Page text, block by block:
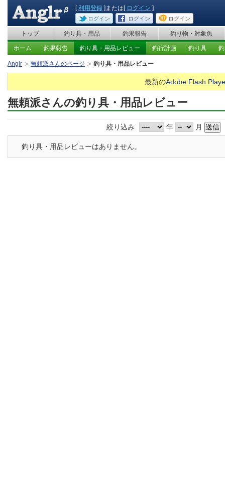
[利用登録 ]または[ ログイン ]
ログイン ログイン ログイン
トップ 釣り具・用品 釣果報告 釣り物・対象魚
ホーム 釣果報告 釣り具・用品レビュー 釣行計画 釣り具
Anglr 無頼派さんのページ 釣り具・用品レビュー
最新のAdobe Flash
無頼派さんの釣り具・用品レビュー
絞り込み 年 月
釣り具・用品レビューはありません。